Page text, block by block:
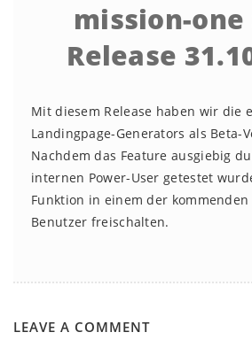
mission-one
Release
Mit diesem Release haben wir die
Landingpage-Generators als Beta-
Nachdem das Feature ausgiebig
internen Power-User getestet
Funktion in einem der kommenden
Benutzer freischalten.
LEAVE A COMMENT